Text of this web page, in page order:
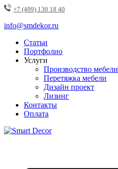
+7 (499) 130 18 40
info@smdekor.ru
Статьи
Портфолио
Услуги
Производство мебели
Перетяжка мебели
Дизайн проект
Лизинг
Контакты
Оплата